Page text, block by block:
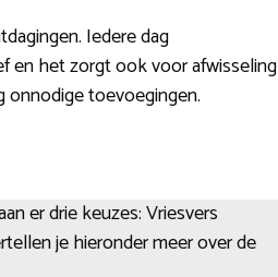
Iedere dag
en het zorgt ook voor afwisseling
toevoegingen.
er drie keuzes: Vriesvers
je hieronder meer over de